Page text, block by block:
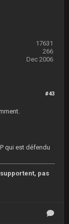
17631
266
Dec 2006
#43
qui est défendu
pas